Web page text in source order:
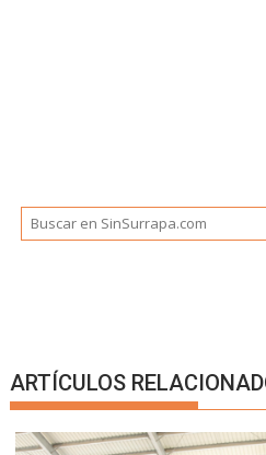
ARTÍCULOS